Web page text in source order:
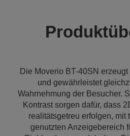
Die Moverio BT-40SN
und gewährleistet
Wahrnehmung der Besucher.
Kontrast sorgen dafür, dass
realitätsgetreu erfolgen, mit
genutzten Anzeigebereich